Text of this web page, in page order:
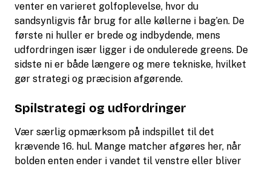
venter en varieret golfoplevelse, hvor du
sandsynligvis får brug for alle køllerne i bag’en. De
første ni huller er brede og indbydende, mens
udfordringen især ligger i de ondulerede greens. De
sidste ni er både længere og mere tekniske, hvilket
gør strategi og præcision afgørende.
Spilstrategi og udfordringer
Vær særlig opmærksom på indspillet til det
krævende 16. hul. Mange matcher afgøres her, når
bolden enten ender i vandet til venstre eller bliver